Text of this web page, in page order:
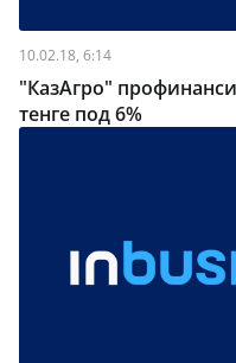
10.02.18, 6:14
"КазАгро"
тенге под 6%